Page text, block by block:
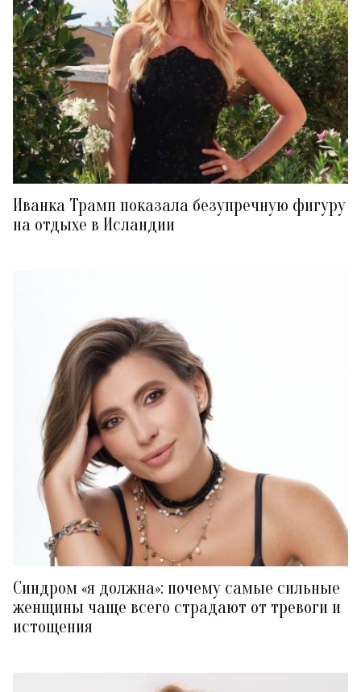
Иванка Трамп показала безупречную фигуру
на отдыхе в Исландии
Синдром «я должна»: почему самые сильные
женщины чаще всего страдают от тревоги и
истощения